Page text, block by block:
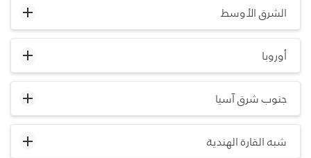
الشرق الأوسط
أوروبا
جنوب شرق آسيا
شبه القارة الهندية